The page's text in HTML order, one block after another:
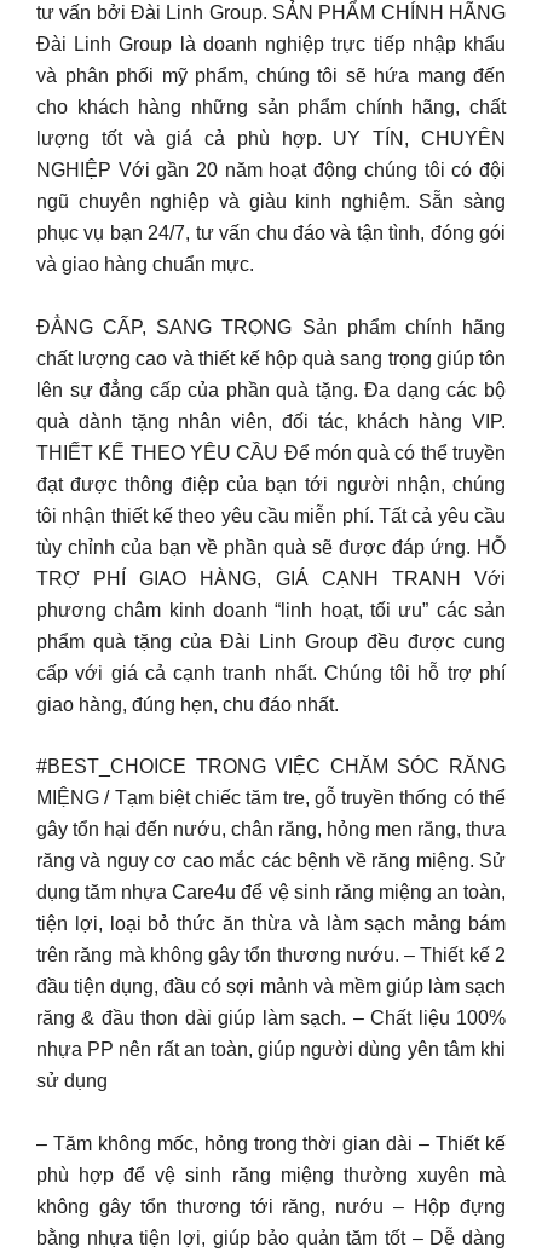
tư vấn bởi Đài Linh Group. SẢN PHẨM CHÍNH HÃNG
Đài Linh Group là doanh nghiệp trực tiếp nhập khẩu
và phân phối mỹ phẩm, chúng tôi sẽ hứa mang đến
cho khách hàng những sản phẩm chính hãng, chất
lượng tốt và giá cả phù hợp. UY TÍN, CHUYÊN
NGHIỆP Với gần 20 năm hoạt động chúng tôi có đội
ngũ chuyên nghiệp và giàu kinh nghiệm. Sẵn sàng
phục vụ bạn 24/7, tư vấn chu đáo và tận tình, đóng gói
và giao hàng chuẩn mực.
ĐẲNG CẤP, SANG TRỌNG Sản phẩm chính hãng
chất lượng cao và thiết kế hộp quà sang trọng giúp tôn
lên sự đẳng cấp của phần quà tặng. Đa dạng các bộ
quà dành tặng nhân viên, đối tác, khách hàng VIP.
THIẾT KẾ THEO YÊU CẦU Để món quà có thể truyền
đạt được thông điệp của bạn tới người nhận, chúng
tôi nhận thiết kế theo yêu cầu miễn phí. Tất cả yêu cầu
tùy chỉnh của bạn về phần quà sẽ được đáp ứng. HỖ
TRỢ PHÍ GIAO HÀNG, GIÁ CẠNH TRANH Với
phương châm kinh doanh “linh hoạt, tối ưu” các sản
phẩm quà tặng của Đài Linh Group đều được cung
cấp với giá cả cạnh tranh nhất. Chúng tôi hỗ trợ phí
giao hàng, đúng hẹn, chu đáo nhất.
#BEST_CHOICE TRONG VIỆC CHĂM SÓC RĂNG
MIỆNG / Tạm biệt chiếc tăm tre, gỗ truyền thống có thể
gây tổn hại đến nướu, chân răng, hỏng men răng, thưa
răng và nguy cơ cao mắc các bệnh về răng miệng. Sử
dụng tăm nhựa Care4u để vệ sinh răng miệng an toàn,
tiện lợi, loại bỏ thức ăn thừa và làm sạch mảng bám
trên răng mà không gây tổn thương nướu. – Thiết kế 2
đầu tiện dụng, đầu có sợi mảnh và mềm giúp làm sạch
răng & đầu thon dài giúp làm sạch. – Chất liệu 100%
nhựa PP nên rất an toàn, giúp người dùng yên tâm khi
sử dụng
– Tăm không mốc, hỏng trong thời gian dài – Thiết kế
phù hợp để vệ sinh răng miệng thường xuyên mà
không gây tổn thương tới răng, nướu – Hộp đựng
bằng nhựa tiện lợi, giúp bảo quản tăm tốt – Dễ dàng